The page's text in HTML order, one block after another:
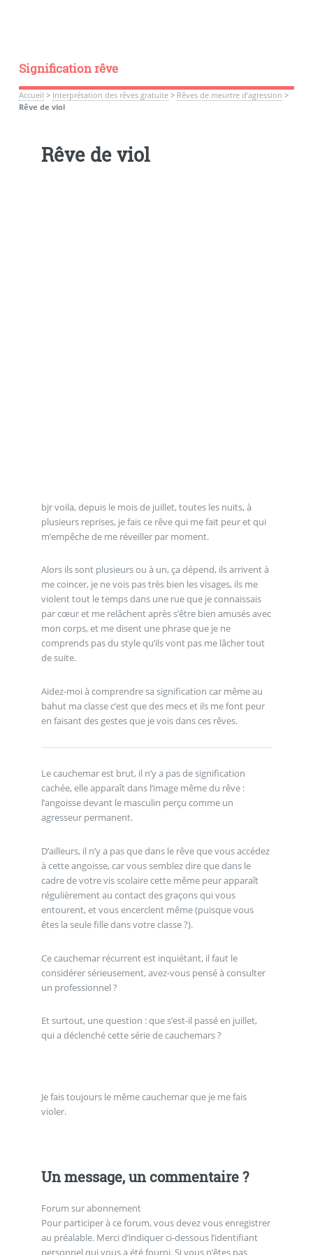
Signification rêve
Accueil > Interprétation des rêves gratuite> Rêves de meurtre d’agression >
Rêve de viol
Rêve de viol
bjr voila, depuis le mois de juillet, toutes les nuits, à
plusieurs reprises, je fais ce rêve qui me fait peur et qui
m’empêche de me réveiller par moment.
Alors ils sont plusieurs ou à un, ça dépend, ils arrivent à
me coincer, je ne vois pas très bien les visages, ils me
violent tout le temps dans une rue que je connaissais
par cœur et me relâchent après s’être bien amusés avec
mon corps, et me disent une phrase que je ne
comprends pas du style qu’ils vont pas me lâcher tout
de suite.
Aidez-moi à comprendre sa signification car même au
bahut ma classe c’est que des mecs et ils me font peur
en faisant des gestes que je vois dans ces rêves.
Le cauchemar est brut, il n’y a pas de signification
cachée, elle apparaît dans l’image même du rêve :
l’angoisse devant le masculin perçu comme un
agresseur permanent.
D’ailleurs, il n’y a pas que dans le rêve que vous accédez
à cette angoisse, car vous semblez dire que dans le
cadre de votre vis scolaire cette même peur apparaît
régulièrement au contact des graçons qui vous
entourent, et vous encerclent même (puisque vous
êtes la seule fille dans votre classe ?).
Ce cauchemar récurrent est inquiétant, il faut le
considérer sérieusement, avez-vous pensé à consulter
un professionnel ?
Et surtout, une question : que s’est-il passé en juillet,
qui a déclenché cette série de cauchemars ?
Je fais toujours le même cauchemar que je me fais
violer.
Un message, un commentaire ?
Forum sur abonnement
Pour participer à ce forum, vous devez vous enregistrer
au préalable. Merci d’indiquer ci-dessous l’identifiant
personnel qui vous a été fourni. Si vous n’êtes pas